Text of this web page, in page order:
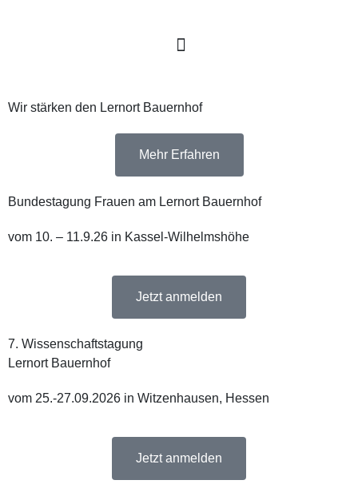
Wir stärken den Lernort Bauernhof
Mehr Erfahren
Bundestagung Frauen am Lernort Bauernhof
vom 10. – 11.9.26 in Kassel-Wilhelmshöhe
Jetzt anmelden
7. Wissenschaftstagung
Lernort Bauernhof
vom 25.-27.09.2026 in Witzenhausen, Hessen
Jetzt anmelden